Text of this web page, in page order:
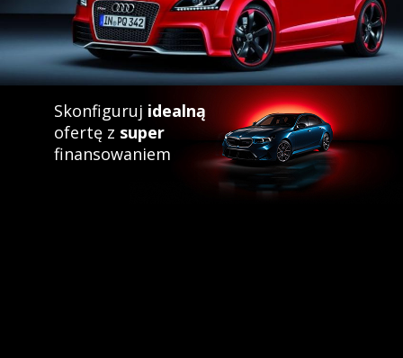
Skonfiguruj idealną
ofertę z super
finansowaniem